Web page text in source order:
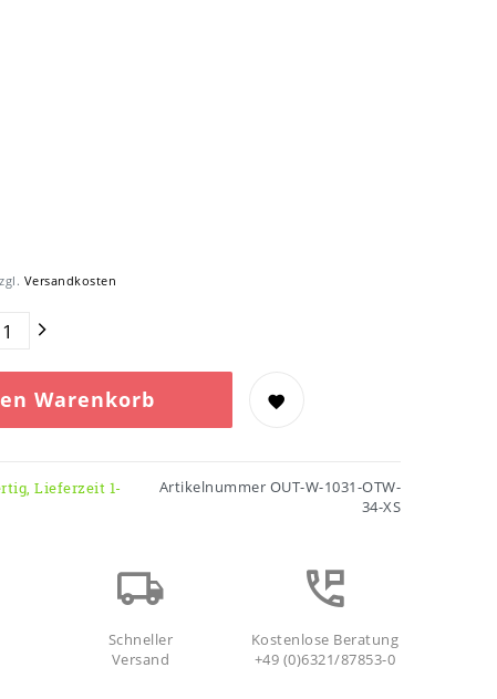
Versandkosten
Warenkorb
Lieferzeit 1-
Artikelnummer OUT-W-1031-OTW-
34-XS
Schneller
Versand
Kostenlose Beratung
+49 (0)6321/87853-0